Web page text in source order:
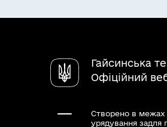
Гайсинська
Офіційний
Створено в межах
урядування задля